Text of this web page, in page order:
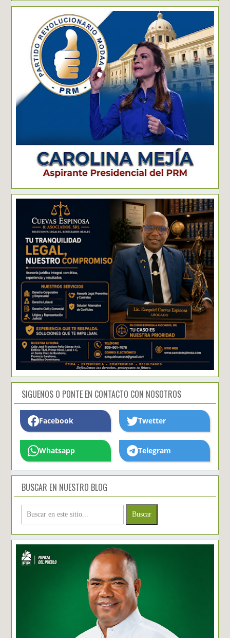
SIGUENOS O PONTE EN CONTACTO CON NOSOTROS
Facebook Twetter
Whatsapp Telegram
BUSCAR EN NUESTRO BLOG